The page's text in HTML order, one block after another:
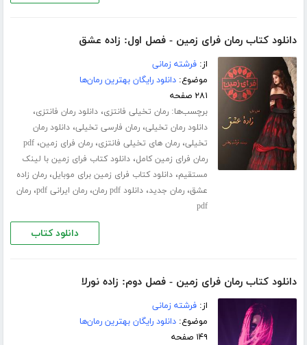
دانلود کتاب رمان فرای زمین - فصل اول: زاده عشق
از:فرشته زمانی
موضوع:دانلود رایگان بهترین رمان‌ها
۲۸۱ صفحه
برچسب‌ها:رمان تخیلی فانتزی،دانلود رمان فانتزی،
دانلود رمان تخیلی،رمان فارسی تخیلی،دانلود رمان
تخیلی،رمان های تخیلی فانتزی،رمان فرای زمین،pdf
رمان فرای زمین کامل،دانلود کتاب فرای زمین با لینک
مستقیم،دانلود کتاب فرای زمین برای موبایل،رمان زاده
عشق،رمان جدید،دانلود pdf رمان ،رمان ایرانی pdf ،رمان
pdf
دانلود کتاب
دانلود کتاب رمان فرای زمین - فصل دوم: زاده نورلا
از:فرشته زمانی
موضوع:دانلود رایگان بهترین رمان‌ها
۱۴۹ صفحه